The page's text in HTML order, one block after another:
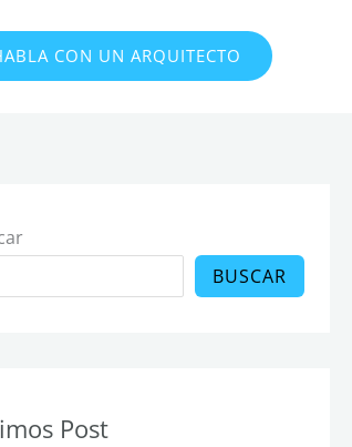
CON UN ARQUITECTO
BUSCAR
Post